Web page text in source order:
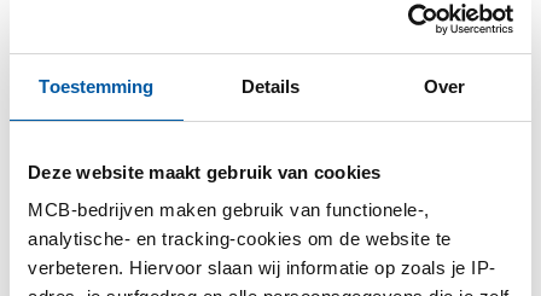
Toestemming Details Over
Deze website maakt gebruik van cookies
MCB-bedrijven maken gebruik van functionele-,
analytische- en tracking-cookies om de website te
verbeteren. Hiervoor slaan wij informatie op zoals je IP-
strenger, daarom zijn al onze nieuwe opleggers ingericht met
opsluiten. Ik was al langer op zoek naar zoiets, en dit werkt
“Een kopschot zorgt ervoor dat materiaal bij het remmen niet
kan schuiven, tegenwoordig is deze zogenaamde ‘opsluiting’
voor de wetgever heel belangrijk. Vooral in België en
Duitsland, daar bekeuren ze vrachtwagens al snel die hun